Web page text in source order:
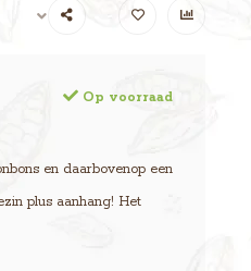
Op voorraad
en daarbovenop een
plus aanhang! Het